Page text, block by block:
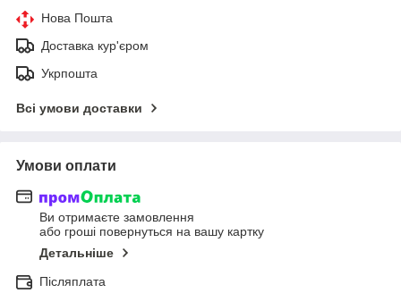
Нова Пошта
Доставка кур'єром
Укрпошта
Всі умови доставки
Умови оплати
Ви отримаєте замовлення
або гроші повернуться на вашу картку
Детальніше
Післяплата